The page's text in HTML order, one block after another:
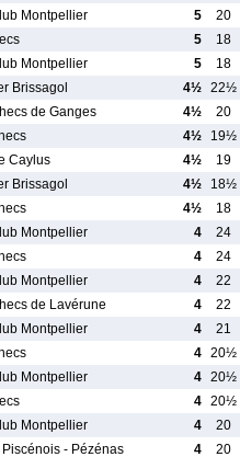
Montpellier 5 20
5 18
Montpellier 5 18
Brissagol 4½ 22½
de Ganges 4½ 20
4½ 19½
Caylus 4½ 19
Brissagol 4½ 18½
4½ 18
Montpellier 4 24
4 24
Montpellier 4 22
de Lavérune 4 22
Montpellier 4 21
4 20½
Montpellier 4 20½
4 20½
Montpellier 4 20
- Pézénas 4 20